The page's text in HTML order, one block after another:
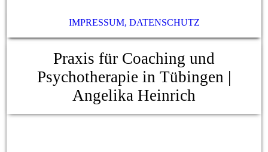
IMPRESSUM, DATENSCHUTZ
Praxis für Coaching und
Psychotherapie in Tübingen |
Angelika Heinrich